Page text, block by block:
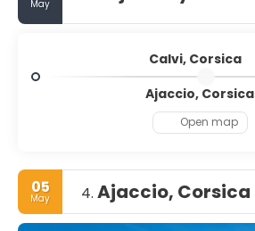
May
Calvi, Corsica
Ajaccio, Corsica
Open map
05
May 4. Ajaccio, Corsica